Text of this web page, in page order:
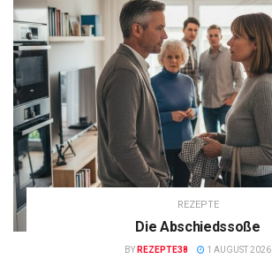
REZEPTE
Die Abschiedssoße
BY REZEPTE38 1 AUGUST 2026